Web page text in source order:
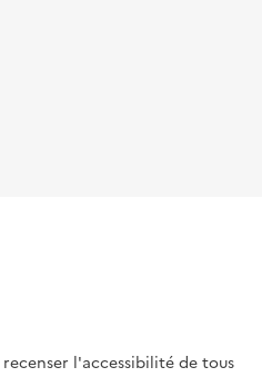
l'accessibilité de tous